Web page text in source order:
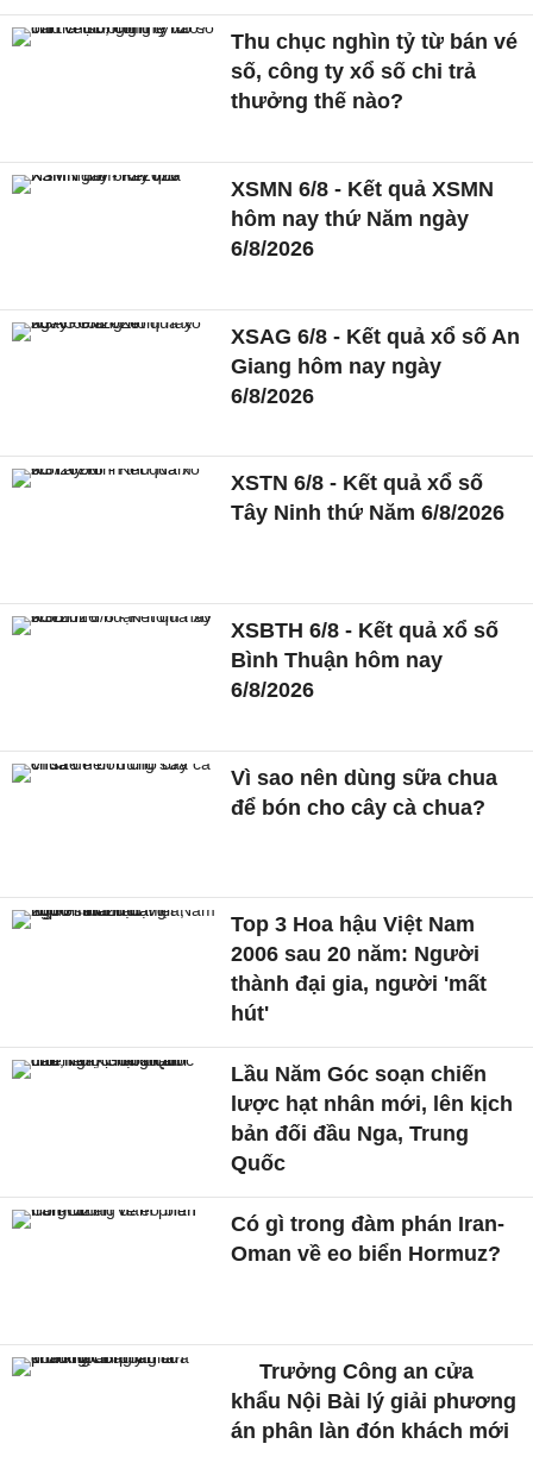
Thu chục nghìn tỷ từ bán vé
số, công ty xổ số chi trả
thưởng thế nào?
XSMN 6/8 - Kết quả XSMN
hôm nay thứ Năm ngày
6/8/2026
XSAG 6/8 - Kết quả xổ số An
Giang hôm nay ngày
6/8/2026
XSTN 6/8 - Kết quả xổ số
Tây Ninh thứ Năm 6/8/2026
XSBTH 6/8 - Kết quả xổ số
Bình Thuận hôm nay
6/8/2026
Vì sao nên dùng sữa chua
để bón cho cây cà chua?
Top 3 Hoa hậu Việt Nam
2006 sau 20 năm: Người
thành đại gia, người 'mất
hút'
Lầu Năm Góc soạn chiến
lược hạt nhân mới, lên kịch
bản đối đầu Nga, Trung
Quốc
Có gì trong đàm phán Iran-
Oman về eo biển Hormuz?
Trưởng Công an cửa
khẩu Nội Bài lý giải phương
án phân làn đón khách mới